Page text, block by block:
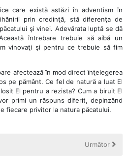
care există astăzi în adventism în
prin credinţă, stă diferenţa de
şi vinei. Adevărata luptă se dă
întrebare trebuie să aibă un
vinovaţi şi pentru ce trebuie să fim
afectează în mod direct înţelegerea
pe pământ. Ce fel de natură a luat El
El pentru a rezista? Cum a biruit El
primi un răspuns diferit, depinzând
fiecare privitor la natura păcatului.
Următor